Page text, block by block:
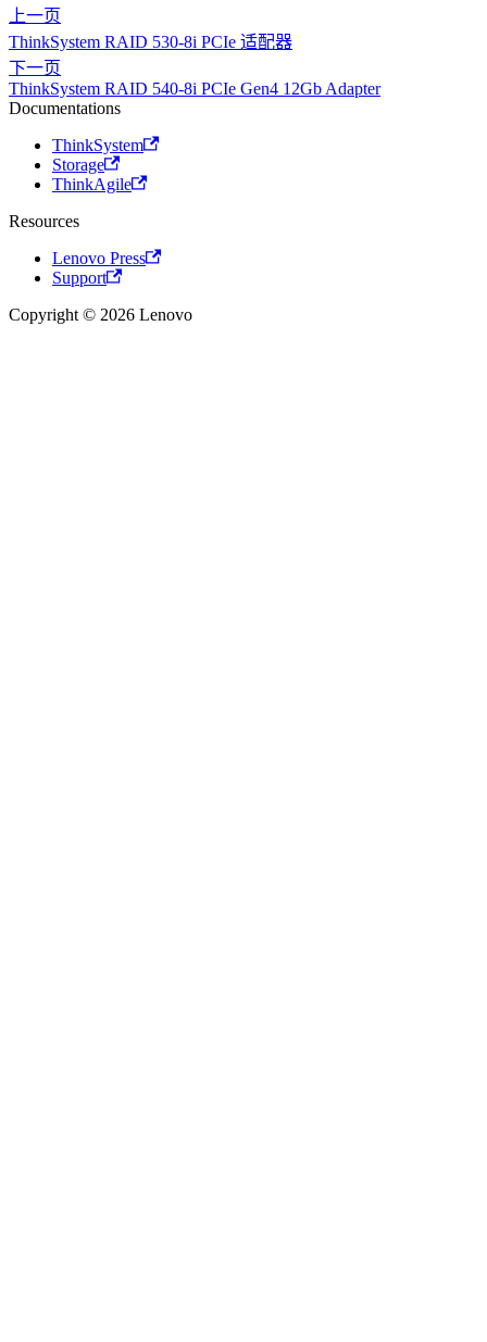
上一页
ThinkSystem RAID 530-8i PCIe 适配器
下一页
ThinkSystem RAID 540-8i PCIe Gen4 12Gb Adapter
Documentations
ThinkSystem
Storage
ThinkAgile
Resources
Lenovo Press
Support
Copyright © 2026 Lenovo